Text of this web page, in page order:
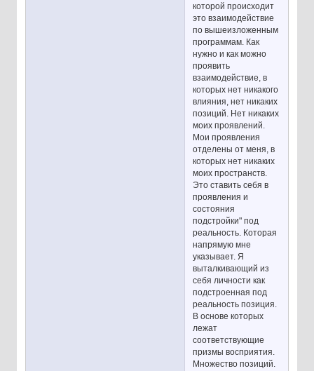
которой происходит
это взаимодействие
по вышеизложенным
программам. Как
нужно и как можно
проявить
взаимодействие, в
которых нет никакого
влияния, нет никаких
позиций. Нет никаких
моих проявлений.
Мои проявления
отделены от меня, в
которых нет никаких
моих пространств.
Это ставить себя в
проявления и
состояния
подстройки" под
реальность. Которая
напрямую мне
указывает. Я
выталкивающий из
себя личности как
подстроенная под
реальность позиция.
В основе которых
лежат
соответствующие
призмы восприятия.
Множество позиций.